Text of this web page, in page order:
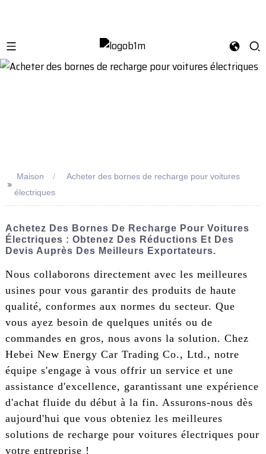
>> Maison
Acheter des bornes de recharge pour voitures
électriques
Achetez Des Bornes De Recharge Pour Voitures
Électriques : Obtenez Des Réductions Et Des
Devis Auprès Des Meilleurs Exportateurs.
Nous collaborons directement avec les meilleures
usines pour vous garantir des produits de haute
qualité, conformes aux normes du secteur. Que
vous ayez besoin de quelques unités ou de
commandes en gros, nous avons la solution. Chez
Hebei New Energy Car Trading Co., Ltd., notre
équipe s'engage à vous offrir un service et une
assistance d'excellence, garantissant une expérience
d'achat fluide du début à la fin. Assurons-nous dès
aujourd'hui que vous obteniez les meilleures
solutions de recharge pour voitures électriques pour
votre entreprise !